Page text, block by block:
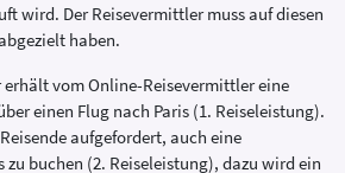
wird. Der Reisevermittler muss auf diesen
haben.
erhält vom Online-Reisevermittler eine
einen Flug nach Paris (1. Reiseleistung).
aufgefordert, auch eine
buchen (2. Reiseleistung), dazu wird ein